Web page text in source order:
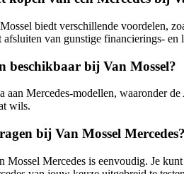
biedt verschillende voordelen,
van gunstige financierings- en
beschikbaar bij Van Mossel?
aan Mercedes-modellen, waaronder
wils.
bij Van Mossel Mercedes?
Mossel Mercedes is eenvoudig. Je